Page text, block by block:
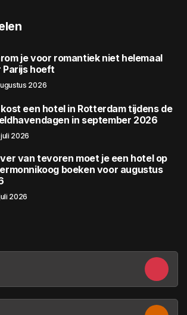
je voor romantiek niet helemaal
Parijs hoeft
2026
een hotel in Rotterdam tijdens de
in september 2026
2026
van tevoren moet je een hotel op
boeken voor augustus
2026